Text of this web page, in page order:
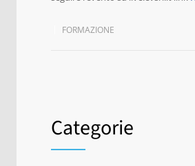
FORMAZIONE
Categorie